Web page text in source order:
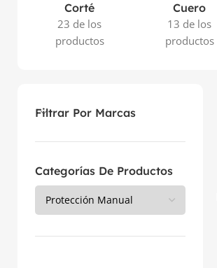
Corté
23 de los
productos
Cuero
13 de los
productos
Filtrar Por Marcas
Categorías De Productos